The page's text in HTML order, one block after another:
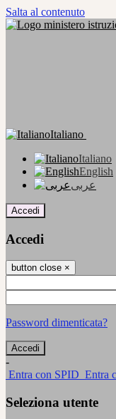
Salta al contenuto
Italiano
Italiano
English
عربى
Accedi
Accedi
button close ×
Password dimenticata?
-
Entra con SPID Entra
Seleziona utente